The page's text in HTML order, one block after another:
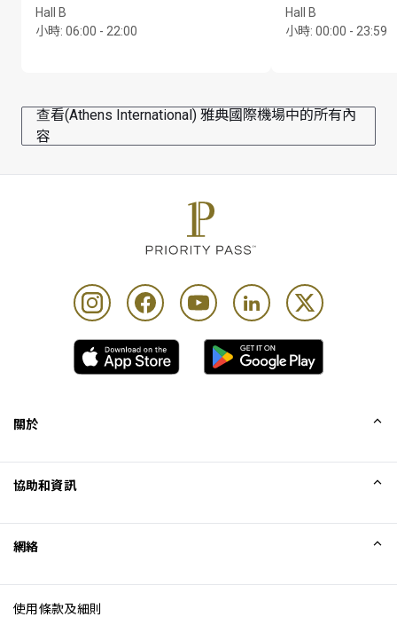
Hall B
小時: 06:00 - 22:00
Hall B
小時: 00:00 - 23:59
查看(Athens International) 雅典國際機場中的所有內
容
關於
Excellence Awards
網誌
協助和資訊
網絡
使用條款及細則